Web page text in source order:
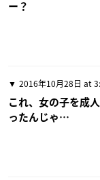
ー？
2016年10月28日 at
これ、女の子を成
ったんじゃ…